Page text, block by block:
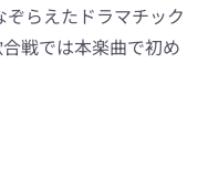
らえたドラマチック
戦では本楽曲で初め